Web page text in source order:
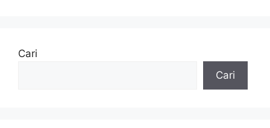
Cari
Cari